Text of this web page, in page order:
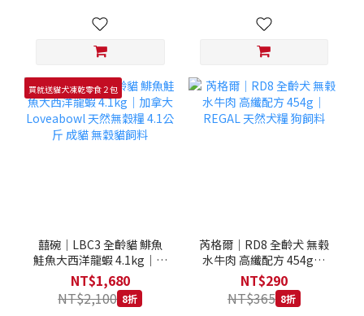
買就送貓犬凍乾零食２包
囍碗｜LBC3 全齡貓 鯡魚
鮭魚大西洋龍蝦 4.1kg｜加
拿大 Loveabowl 天然無穀
糧 4.1公斤 成貓 無穀貓飼
料
NT$1,680
NT$2,100 8折
芮格爾｜RD8 全齡犬 無榖
水牛肉 高纖配方 454g｜
REGAL 天然犬糧 狗飼料
NT$290
NT$365 8折